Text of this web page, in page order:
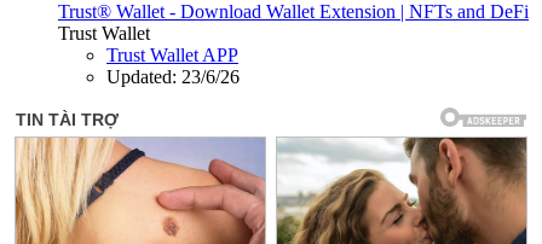
Trust® Wallet - Download Wallet Extension | NFTs and DeFi
Trust Wallet
Trust Wallet APP
Updated: 23/6/26